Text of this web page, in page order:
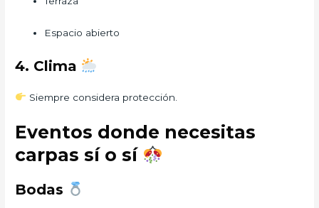
Espacio abierto
4. Clima
Siempre considera protección.
Eventos donde necesitas
carpas sí o sí
Bodas